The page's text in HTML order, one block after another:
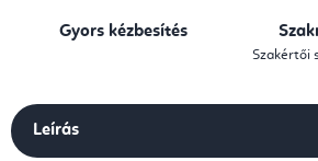
Gyors kézbesítés
Szakértői
Leírás